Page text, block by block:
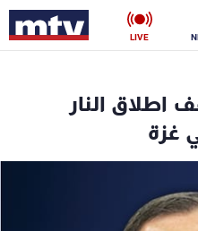
LIVE
اطلاق النار
غزة
ناس
فن